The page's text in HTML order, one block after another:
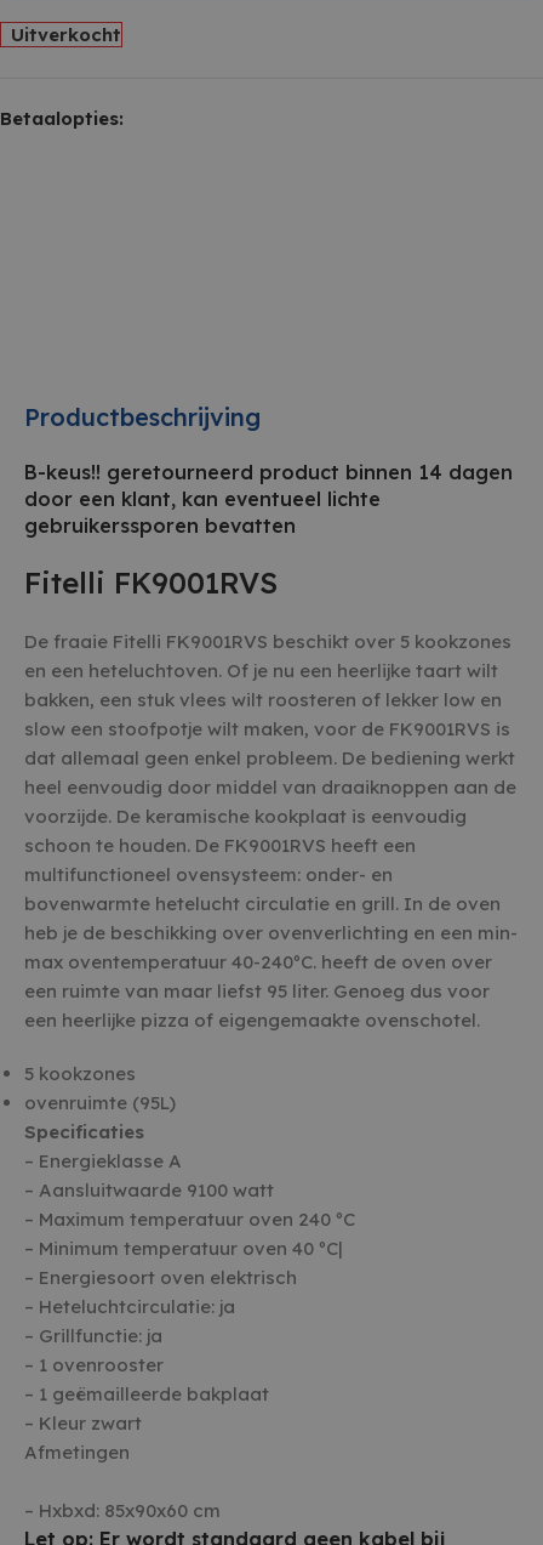
Uitverkocht
Betaalopties:
Productbeschrijving
B-keus!! geretourneerd product binnen 14 dagen
door een klant, kan eventueel lichte
gebruikerssporen bevatten
Fitelli FK9001RVS
De fraaie Fitelli FK9001RVS beschikt over 5 kookzones
en een heteluchtoven. Of je nu een heerlijke taart wilt
bakken, een stuk vlees wilt roosteren of lekker low en
slow een stoofpotje wilt maken, voor de FK9001RVS is
dat allemaal geen enkel probleem. De bediening werkt
heel eenvoudig door middel van draaiknoppen aan de
voorzijde. De keramische kookplaat is eenvoudig
schoon te houden. De FK9001RVS heeft een
multifunctioneel ovensysteem: onder- en
bovenwarmte hetelucht circulatie en grill. In de oven
heb je de beschikking over ovenverlichting en een min-
max oventemperatuur 40-240ºC. heeft de oven over
een ruimte van maar liefst 95 liter. Genoeg dus voor
een heerlijke pizza of eigengemaakte ovenschotel.
5 kookzones
ovenruimte (95L)
Specificaties
– Energieklasse A
– Aansluitwaarde 9100 watt
– Maximum temperatuur oven 240 ºC
– Minimum temperatuur oven 40 ºC|
– Energiesoort oven elektrisch
– Heteluchtcirculatie: ja
– Grillfunctie: ja
– 1 ovenrooster
– 1 geëmailleerde bakplaat
– Kleur zwart
Afmetingen
– Hxbxd: 85x90x60 cm
Let op: Er wordt standaard geen kabel bij